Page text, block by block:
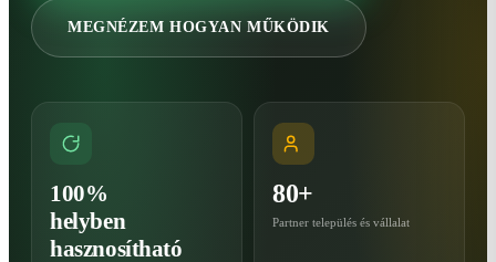
MEGNÉZEM HOGYAN MŰKÖDIK
100%
helyben
hasznosítható
80+
Partner település és vállalat